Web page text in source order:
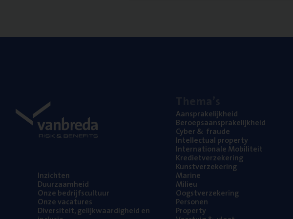
Inzich­ten
Duur­zaam­heid
Onze bedrijfs­cul­tuur
Onze vaca­tu­res
Diver­si­teit, gelijk­waar­dig­heid en
Aan­spra­ke­lijk­heid
Beroeps­aan­spra­ke­lijk­heid
Cyber& fraude
Intel­lec­tu­al property
Inter­na­ti­o­na­le Mobiliteit
Kre­diet­ver­ze­ke­ring
Kunst­ver­ze­ke­ring
Mari­ne
Mili­eu
Oogst­ver­ze­ke­ring
Per­so­nen
Pro­per­ty